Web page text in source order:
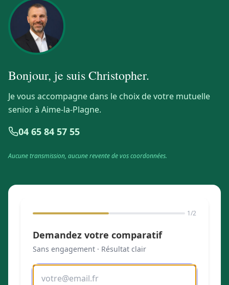
Bonjour, je suisChristopher.
Je vous accompagne dans le choix de votre mutuelle
senior à Aime-la-Plagne.
04 65 84 57 55
Aucune transmission, aucune revente de vos coordonnées.
1/2
Demandez votre comparatif
Sans engagement · Résultat clair
Adresse email